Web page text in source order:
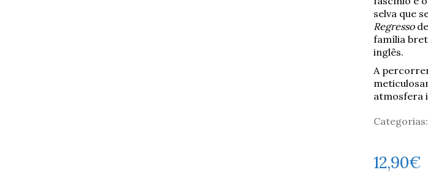
selva que
Regresso
família
inglês.
A
atmosfera
Categorias:
12,90€